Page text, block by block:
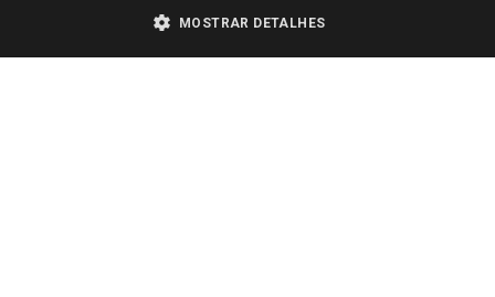
MOSTRAR DETALHES